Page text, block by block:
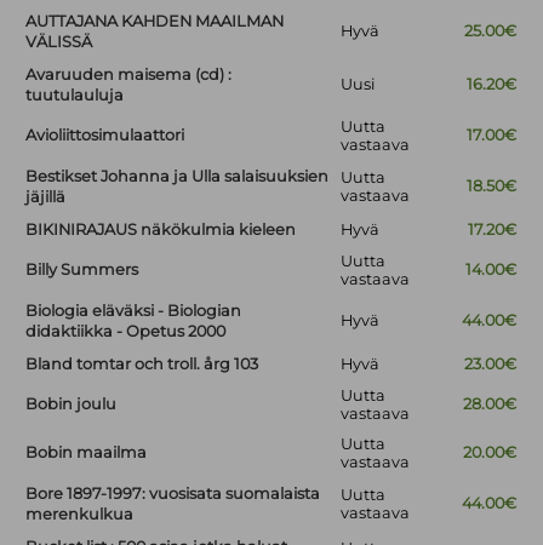
AUTTAJANA KAHDEN MAAILMAN
VÄLISSÄ
Hyvä 25.00€
Avaruuden maisema (cd) :
tuutulauluja
Uusi 16.20€
Avioliittosimulaattori
Uutta
vastaava
17.00€
Bestikset Johanna ja Ulla salaisuuksien
jäjillä
Uutta
vastaava
18.50€
BIKINIRAJAUS näkökulmia kieleen Hyvä 17.20€
Billy Summers
Uutta
vastaava
14.00€
Biologia eläväksi - Biologian
didaktiikka - Opetus 2000
Hyvä 44.00€
Bland tomtar och troll. årg 103 Hyvä 23.00€
Bobin joulu
Uutta
vastaava
28.00€
Bobin maailma
Uutta
vastaava
20.00€
Bore 1897-1997: vuosisata suomalaista
merenkulkua
Uutta
vastaava
44.00€